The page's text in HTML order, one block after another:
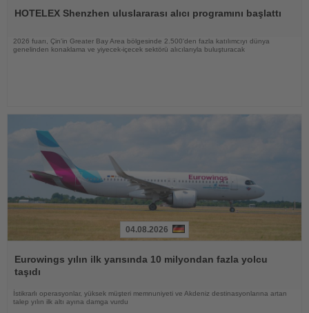
HOTELEX Shenzhen uluslararası alıcı programını başlattı
2026 fuarı, Çin'in Greater Bay Area bölgesinde 2.500'den fazla katılımcıyı dünya
genelinden konaklama ve yiyecek-içecek sektörü alıcılarıyla buluşturacak
Oku
04.08.2026
Eurowings yılın ilk yarısında 10 milyondan fazla yolcu
taşıdı
İstikrarlı operasyonlar, yüksek müşteri memnuniyeti ve Akdeniz destinasyonlarına artan
talep yılın ilk altı ayına damga vurdu